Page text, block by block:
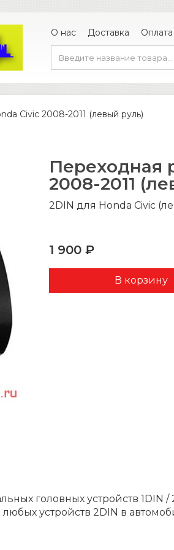
О нас Доставка Оплата
Civic 2008-2011 (левый руль)
Переходная
2008-2011
2DIN для Honda Civic
1 900 ₽
головных устройств
устройств 2DIN в